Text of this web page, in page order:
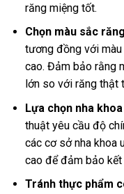
răng miệng tốt.
Chọn màu sắc
tương đồng với
cao. Đảm bảo rằng
lớn so với răng thật
Lựa chọn nha
thuật yêu cầu độ
các cơ sở nha khoa
cao để đảm bảo kết
Tránh thực phẩm